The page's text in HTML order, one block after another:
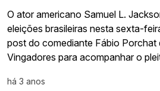
O ator americano Samuel L.
eleições brasileiras nesta sexta-
post do comediante Fábio Porchat
Vingadores para acompanhar o
há 3 anos